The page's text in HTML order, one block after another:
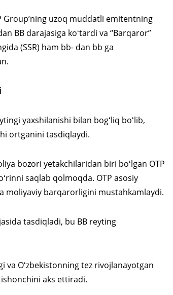
Group’ning uzoq muddatli emitentning
BB darajasiga koʻtardi va “Barqaror”
(SSR) ham bb- dan bb ga
yaxshilanishi bilan bogʻliq boʻlib,
ortganini tasdiqlaydi.
bozori yetakchilaridan biri boʻlgan OTP
saqlab qolmoqda. OTP asosiy
moliyaviy barqarorligini mustahkamlaydi.
tasdiqladi, bu BB reyting
va Oʻzbekistonning tez rivojlanayotgan
aks ettiradi.